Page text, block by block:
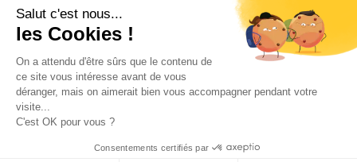
Salut c'est nous...
les Cookies !
On a attendu d'être sûrs que le contenu de
ce site vous intéresse avant de vous
déranger, mais on aimerait bien vous accompagner pendant votre
visite...
C'est OK pour vous ?
Consentements certifiés par
NOX
Wiz
Voir toutes les collections
Nous suivre